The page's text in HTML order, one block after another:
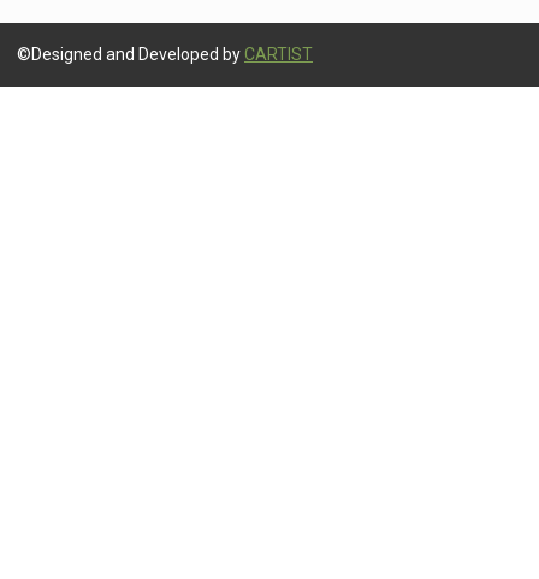
©Designed and Developed by CARTIST